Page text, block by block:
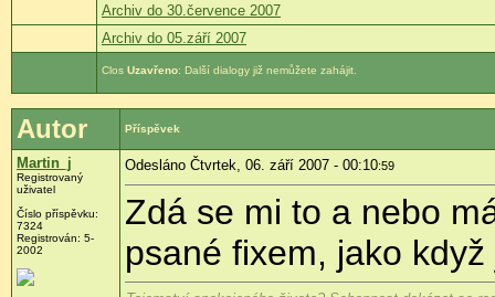
Archiv do 30.července 2007
Archiv do 05.září 2007
Uzavřeno: Další dialogy již nemůžete zahájit.
Autor Příspěvek
Martin_j
Registrovaný
uživatel
Číslo příspěvku:
7324
Registrován: 5-
2002
Odesláno Čtvrtek, 06. září 2007 - 00:10:59
Zdá se mi to a nebo
psané fixem, jako